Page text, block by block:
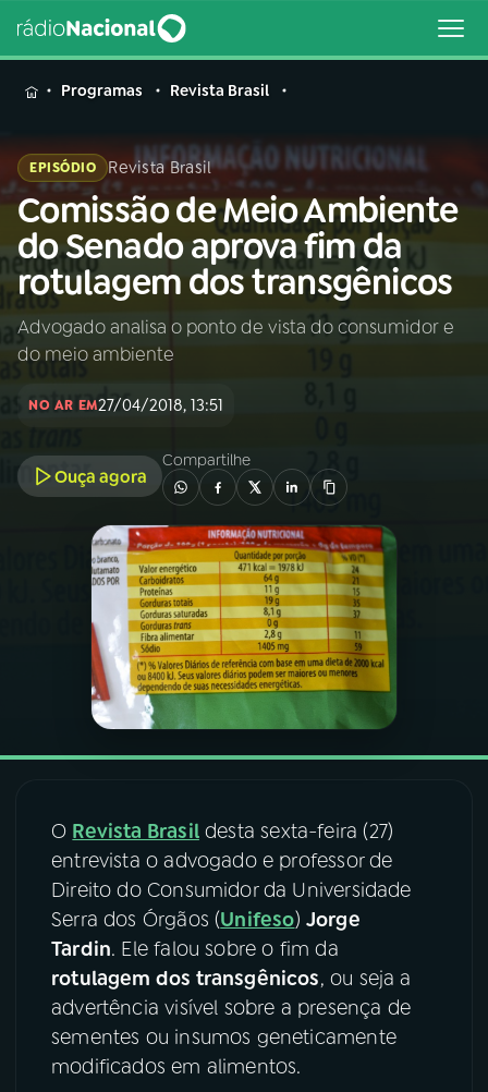
MENU
Buscar
na
Rádio
Nacional
Buscar
AO VIVO
INÍCIO
A RÁDIO
PROGRAMAÇÃO
PROGRAMAS
PODCASTS
06VIDEOCASTS
07ÚLTIMAS
08FESTIVAL DE MÚSICA
ACOMPANHE A RÁDIO NACIONAL
YouTube Facebook
Instagram X
Programas Revista Brasil
EPISÓDIO Revista Brasil
Comissão de Meio Ambiente
do Senado aprova fim da
rotulagem dos transgênicos
Advogado analisa o ponto de vista do consumidor e
do meio ambiente
NO AR EM27/04/2018, 13:51
Ouça agora
Compartilhe
O Revista Brasildesta sexta-feira (27)
entrevista o advogado e professor de
Direito do Consumidor da Universidade
Serra dos Órgãos (Unifeso) Jorge
Tardin. Ele falou sobre o fim da
rotulagem dos transgênicos, ou seja a
advertência visível sobre a presença de
sementes ou insumos geneticamente
modificados em alimentos.